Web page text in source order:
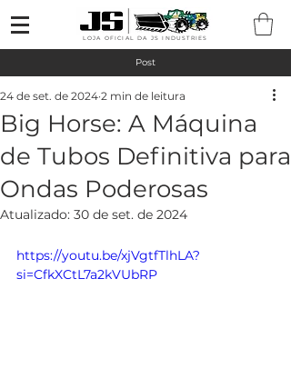
LOJA OFICIAL DA JS INDUSTRIES
Post
Big Horse: A Máquina
de Tubos Definitiva para
Ondas Poderosas
24 de set. de 2024 2 min de leitura
Atualizado: 30 de set. de 2024
https://youtu.be/xjVgtfTlhLA?
si=CfkXCtL7a2kVUbRP